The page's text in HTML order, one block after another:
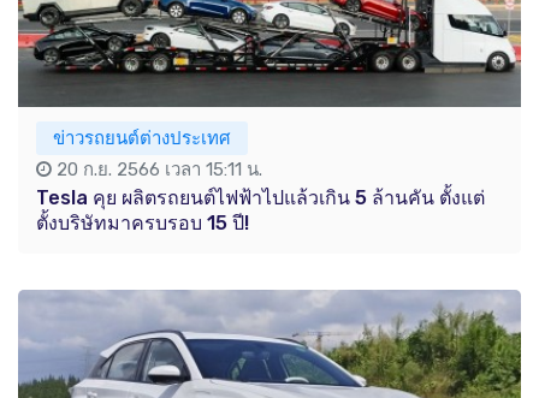
ข่าวรถยนต์ต่างประเทศ
20 ก.ย. 2566 เวลา 15:11 น.
Tesla คุย ผลิตรถยนต์ไฟฟ้าไปแล้วเกิน 5 ล้านคัน ตั้งแต่
ตั้งบริษัทมาครบรอบ 15 ปี!